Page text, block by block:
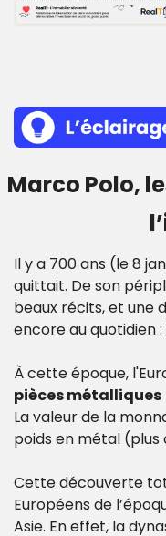
Marco Polo,
Il y a 700 ans (le 8
quittait. De son
beaux récits, et une
encore au quotidien :
À cette époque,
pièces métalliques
La valeur de la
poids en métal (plus
Cette découverte
Européens de
Asie. En effet, la